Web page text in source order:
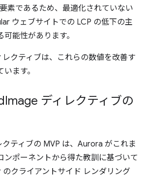
素であるため、最適化されていない
ウェブサイトでの LCP の低下の主
能性があります。
クティブは、これらの数値を改善す
ます。
Image ディレクティブの
ティブの MVP は、Aurora がこれま
ンポーネントから得た教訓に基づいて
クライアントサイド レンダリング